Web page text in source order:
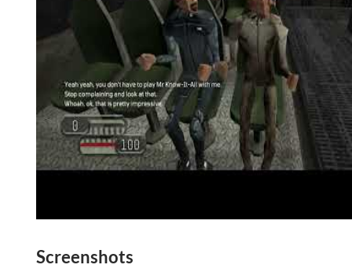
Screenshots